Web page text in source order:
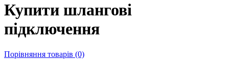
Купити шлангові
підключення
Порівняння товарів (0)